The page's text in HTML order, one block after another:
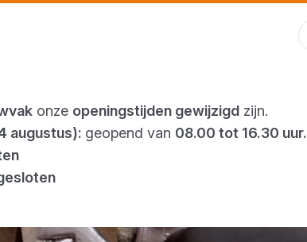
onze openingstijden gewijzigd zijn.
augustus): geopend van 08.00 tot 16.30 uur.